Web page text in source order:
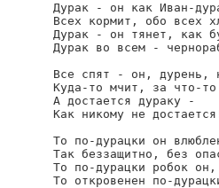
Дурак - он как Иван-
Всех кормит, обо всех
Дурак - он тянет, как
Дурак во всем -
Все спят - он, дурень,
Куда-то мчит, за что-
А достается дураку -
Как никому не
То по-дурацки он
Так беззащитно, без
То по-дурацки робок он,
То откровенен по-